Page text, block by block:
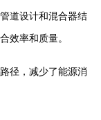
道设计和混合器结
效率和质量。
径，减少了能源消